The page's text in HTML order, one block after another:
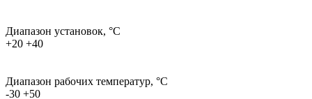
Диапазон установок, °С
+20 +40
Диапазон рабочих температур, °С
-30 +50